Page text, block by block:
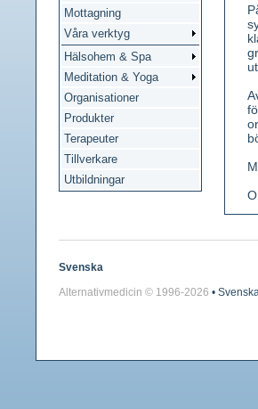
Mottagning
Våra verktyg
Hälsohem & Spa
Meditation & Yoga
Organisationer
Produkter
Terapeuter
Tillverkare
Utbildningar
Svenska
Alternativmedicin © 1996-2026 •